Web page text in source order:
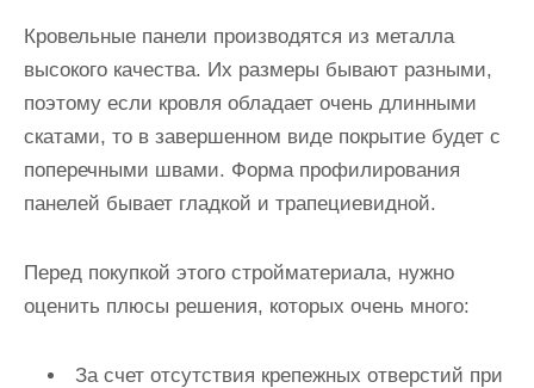
Кровельные панели производятся из металла
высокого качества. Их размеры бывают разными,
поэтому если кровля обладает очень длинными
скатами, то в завершенном виде покрытие будет с
поперечными швами. Форма профилирования
панелей бывает гладкой и трапециевидной.
Перед покупкой этого стройматериала, нужно
оценить плюсы решения, которых очень много:
За счет отсутствия крепежных отверстий при